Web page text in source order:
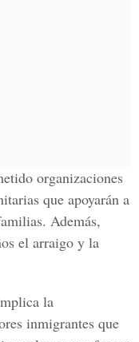
organizaciones
que apoyarán a
Además,
el arraigo y la
la
inmigrantes que